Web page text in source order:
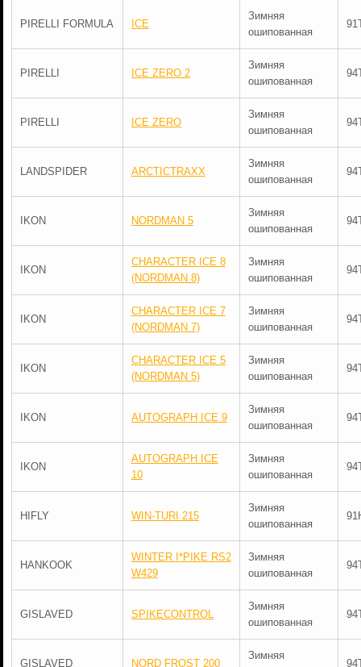
PIRELLI FORMULA ICE
Зимняя
ошипованная
PIRELLI ICE ZERO 2
Зимняя
ошипованная
PIRELLI ICE ZERO
Зимняя
ошипованная
LANDSPIDER ARCTICTRAXX
Зимняя
ошипованная
IKON NORDMAN 5
Зимняя
ошипованная
IKON
CHARACTER ICE 8
(NORDMAN 8)
Зимняя
ошипованная
IKON
CHARACTER ICE 7
(NORDMAN 7)
Зимняя
ошипованная
IKON
CHARACTER ICE 5
(NORDMAN 5)
Зимняя
ошипованная
IKON AUTOGRAPH ICE 9
Зимняя
ошипованная
IKON
AUTOGRAPH ICE
10
Зимняя
ошипованная
HIFLY WIN-TURI 215
Зимняя
ошипованная
HANKOOK
WINTER I*PIKE RS2
W429
Зимняя
ошипованная
GISLAVED SPIKECONTROL
Зимняя
ошипованная
GISLAVED NORD FROST 200
Зимняя